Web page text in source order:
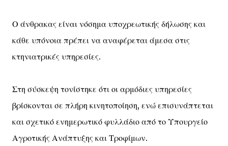
Ο άνθρακας είναι νόσημα υποχρεωτικής δήλωσης και
κάθε υπόνοια πρέπει να αναφέρεται άμεσα στις
κτηνιατρικές υπηρεσίες.
Στη σύσκεψη τονίστηκε ότι οι αρμόδιες υπηρεσίες
βρίσκονται σε πλήρη κινητοποίηση, ενώ επισυνάπτεται
και σχετικό ενημερωτικό φυλλάδιο από το Υπουργείο
Αγροτικής Ανάπτυξης και Τροφίμων.